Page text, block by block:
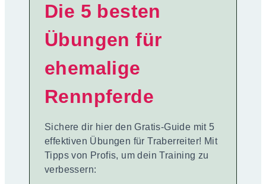
Die 5 besten
Übungen für
ehemalige
Rennpferde
Sichere dir hier den Gratis-Guide mit 5
effektiven Übungen für Traberreiter! Mit
Tipps von Profis, um dein Training zu
verbessern: